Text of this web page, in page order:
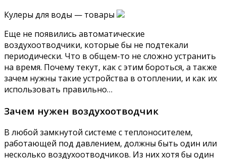
Кулеры для воды — товары
Еще не появились автоматические
воздухоотводчики, которые бы не подтекали
периодически. Что в общем-то не сложно устранить
на время. Почему текут, как с этим бороться, а также
зачем нужны такие устройства в отоплении, и как их
использовать правильно…
Зачем нужен воздухоотводчик
В любой замкнутой системе с теплоносителем,
работающей под давлением, должны быть один или
несколько воздухоотводчиков. Из них хотя бы один